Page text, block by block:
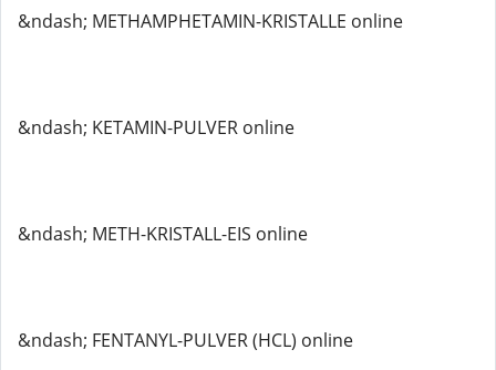
&ndash; METHAMPHETAMIN-KRISTALLE online
&ndash; KETAMIN-PULVER online
&ndash; METH-KRISTALL-EIS online
&ndash; FENTANYL-PULVER (HCL) online